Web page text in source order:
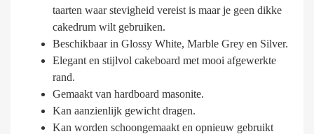
taarten waar stevigheid vereist is maar je geen dikke
cakedrum wilt gebruiken.
Beschikbaar in Glossy White, Marble Grey en Silver.
Elegant en stijlvol cakeboard met mooi afgewerkte
rand.
Gemaakt van hardboard masonite.
Kan aanzienlijk gewicht dragen.
Kan worden schoongemaakt en opnieuw gebruikt